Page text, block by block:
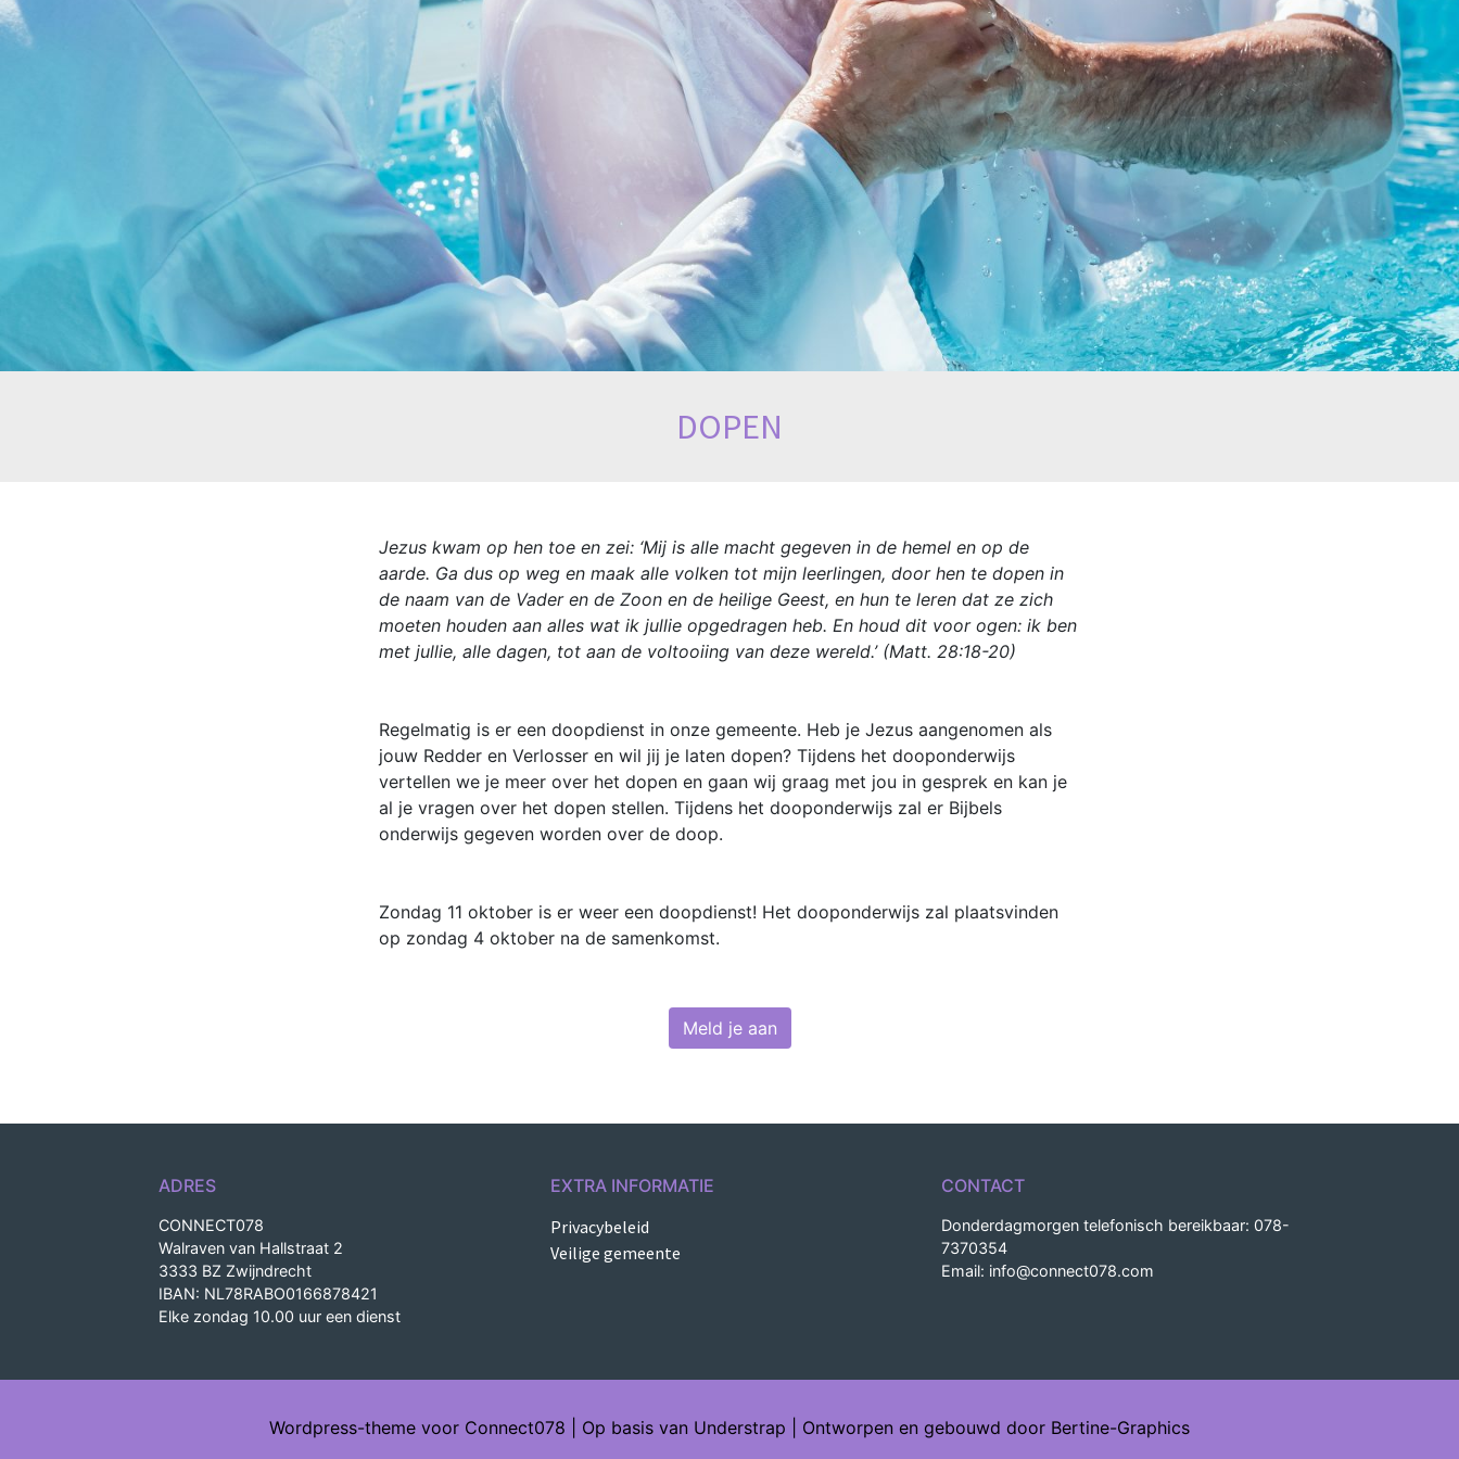
DOPEN
Jezus kwam op hen toe en zei: ‘Mij is alle macht gegeven in de hemel en op de
aarde. Ga dus op weg en maak alle volken tot mijn leerlingen, door hen te dopen in
de naam van de Vader en de Zoon en de heilige Geest, en hun te leren dat ze zich
moeten houden aan alles wat ik jullie opgedragen heb. En houd dit voor ogen: ik ben
met jullie, alle dagen, tot aan de voltooiing van deze wereld.’ (Matt. 28:18-20)
Regelmatig is er een doopdienst in onze gemeente. Heb je Jezus aangenomen als
jouw Redder en Verlosser en wil jij je laten dopen? Tijdens het dooponderwijs
vertellen we je meer over het dopen en gaan wij graag met jou in gesprek en kan je
al je vragen over het dopen stellen. Tijdens het dooponderwijs zal er Bijbels
onderwijs gegeven worden over de doop.
Zondag 11 oktober is er weer een doopdienst! Het dooponderwijs zal plaatsvinden
op zondag 4 oktober na de samenkomst.
Meld je aan
ADRES
CONNECT078
Walraven van Hallstraat 2
3333 BZ Zwijndrecht
IBAN: NL78RABO0166878421
Elke zondag 10.00 uur een dienst
EXTRA INFORMATIE
Privacybeleid
Veilige gemeente
CONTACT
Donderdagmorgen telefonisch bereikbaar: 078-
7370354
Email: info@connect078.com
Wordpress-theme voor Connect078 | Op basis van Understrap | Ontworpen en gebouwd door Bertine-Graphics